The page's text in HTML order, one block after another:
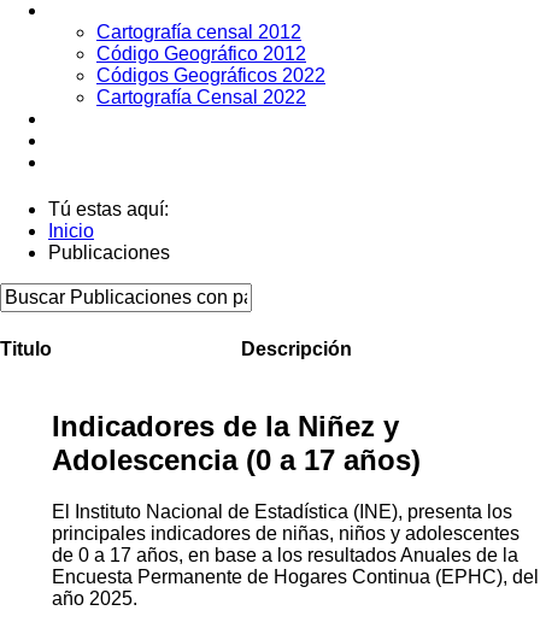
Cartografía censal 2012
Código Geográfico 2012
Códigos Geográficos 2022
Cartografía Censal 2022
Tú estas aquí:
Inicio
Publicaciones
Titulo Descripción
Indicadores de la Niñez y
Adolescencia (0 a 17 años)
El Instituto Nacional de Estadística (INE), presenta los
principales indicadores de niñas, niños y adolescentes
de 0 a 17 años, en base a los resultados Anuales de la
Encuesta Permanente de Hogares Continua (EPHC), del
año 2025.